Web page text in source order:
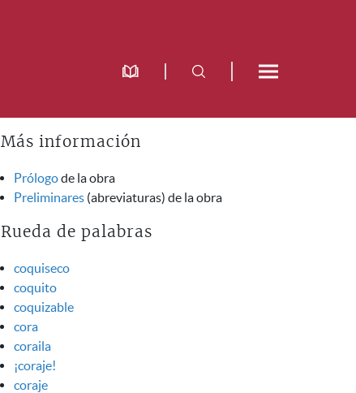
Más información
Prólogode la obra
Preliminares (abreviaturas) de la obra
Rueda de palabras
coquiseco
coquito
coquizable
cora
coraila
¡coraje!
coraje